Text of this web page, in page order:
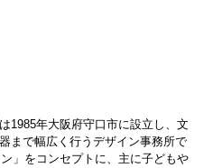
1985年大阪府守口市に設立し、文
まで幅広く行うデザイン事務所で
」をコンセプトに、主に子どもや